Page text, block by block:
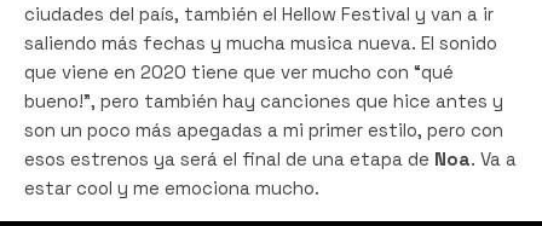
ciudades del país, también el Hellow Festival y van a ir
saliendo más fechas y mucha musica nueva. El sonido
que viene en 2020 tiene que ver mucho con “qué
bueno!”, pero también hay canciones que hice antes y
son un poco más apegadas a mi primer estilo, pero con
esos estrenos ya será el final de una etapa de Noa. Va a
estar cool y me emociona mucho.